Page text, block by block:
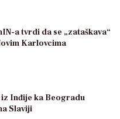
a tvrdi da se „zataškava“
Karlovcima
Inđije ka Beogradu
Slaviji